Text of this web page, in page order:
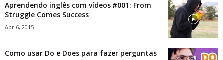
Aprendendo inglês com vídeos #001: From
Struggle Comes Success
Apr 6, 2015
Como usar Do e Does para fazer perguntas